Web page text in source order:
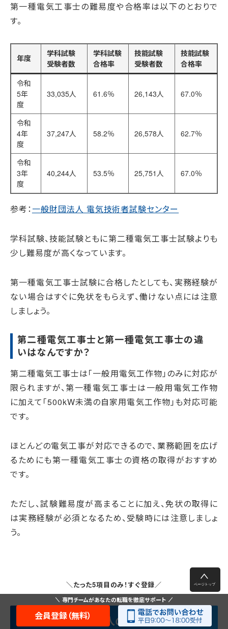
第一種電気工事士の難易度や合格率は以下のとおりで
す。
年度
学科試験
受験者数
学科試験
合格率
技能試験
受験者数
技能試験
合格率
令和
5年
度
33,035人 61.6％ 26,143人 67.0％
令和
4年
度
37,247人 58.2％ 26,578人 62.7％
令和
3年
度
40,244人 53.5％ 25,751人 67.0％
参考：一般財団法人 電気技術者試験センター
学科試験、技能試験ともに第二種電気工事士試験よりも
少し難易度が高くなっています。
第一種電気工事士試験に合格したとしても、実務経験が
ない場合はすぐに免状をもらえず、働けない点には注意
しましょう。
第二種電気工事士と第一種電気工事士の違
いはなんですか？
第二種電気工事士は「一般用電気工作物」のみに対応が
限られますが、第一種電気工事士は一般用電気工作物
に加えて「500kW未満の自家用電気工作物」も対応可能
です。
ほとんどの電気工事が対応できるので、業務範囲を広げ
るためにも第一種電気工事士の資格の取得がおすすめ
です。
ただし、試験難易度が高まることに加え、免状の取得に
は実務経験が必須となるため、受験時には注意しましょ
う。
＼たった5項目のみ！すぐ登録／
【無料】優良求人の紹介を受ける
専門チームがあなたの転職を徹底サポート
会員登録（無料）